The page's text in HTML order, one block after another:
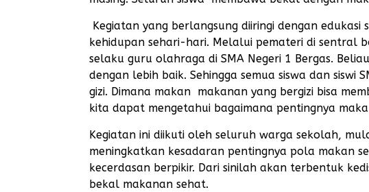
Kegiatan yang berlangsung diiringi dengan
kehidupan sehari-hari. Melalui pemateri di sentral
selaku guru olahraga di SMA Negeri 1 Bergas.
dengan lebih baik. Sehingga semua siswa dan siswi
gizi. Dimana makan makanan yang bergizi bisa
kita dapat mengetahui bagaimana pentingnya
Kegiatan ini diikuti oleh seluruh warga sekolah,
meningkatkan kesadaran pentingnya pola makan
kecerdasan berpikir. Dari sinilah akan terbentuk
bekal makanan sehat.